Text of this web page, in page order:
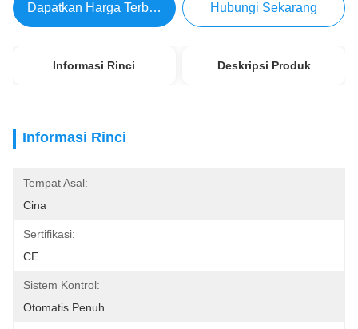
Dapatkan Harga Terbaik Hubungi Sekarang
Informasi Rinci Deskripsi Produk
Informasi Rinci
Tempat Asal:
Cina
Sertifikasi:
CE
Sistem Kontrol:
Otomatis Penuh